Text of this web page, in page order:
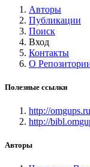
Авторы
Публикации
Поиск
Вход
Контакты
О
Полезные ссылки
http://omgups.ru
http://
Авторы